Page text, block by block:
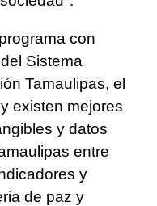
con
Sistema
Tamaulipas, el
existen mejores
y datos
entre
y
de paz y